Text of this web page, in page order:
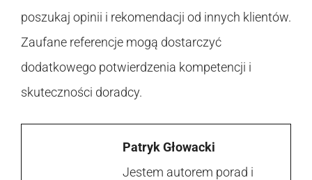
poszukaj opinii i rekomendacji od innych klientów.
Zaufane referencje mogą dostarczyć
dodatkowego potwierdzenia kompetencji i
skuteczności doradcy.
Patryk Głowacki
Jestem autorem porad i